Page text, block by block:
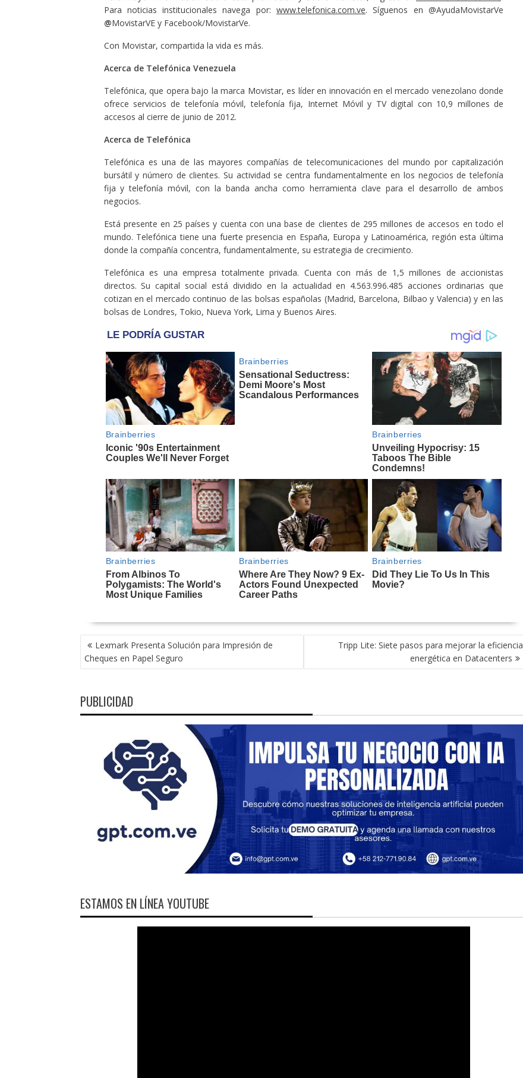
Para noticias institucionales navega por:www.telefonica.com.ve. Síguenos en @AyudaMovistarVe
@MovistarVE y Facebook/MovistarVe.
Con Movistar, compartida la vida es más.
Acerca de Telefónica Venezuela
Telefónica, que opera bajo la marca Movistar, es líder en innovación en el mercado venezolano donde
ofrece servicios de telefonía móvil, telefonía fija, Internet Móvil y TV digital con 10,9 millones de
accesos al cierre de junio de 2012.
Acerca de Telefónica
Telefónica es una de las mayores compañías de telecomunicaciones del mundo por capitalización
bursátil y número de clientes. Su actividad se centra fundamentalmente en los negocios de telefonía
fija y telefonía móvil, con la banda ancha como herramienta clave para el desarrollo de ambos
negocios.
Está presente en 25 países y cuenta con una base de clientes de 295 millones de accesos en todo el
mundo. Telefónica tiene una fuerte presencia en España, Europa y Latinoamérica, región esta última
donde la compañía concentra, fundamentalmente, su estrategia de crecimiento.
Telefónica es una empresa totalmente privada. Cuenta con más de 1,5 millones de accionistas
directos. Su capital social está dividido en la actualidad en 4.563.996.485 acciones ordinarias que
cotizan en el mercado continuo de las bolsas españolas (Madrid, Barcelona, Bilbao y Valencia) y en las
bolsas de Londres, Tokio, Nueva York, Lima y Buenos Aires.
NAVEGACIÓN
DE
ENTRADAS
Lexmark Presenta Solución para Impresión de
Cheques en Papel Seguro
Tripp Lite: Siete pasos para mejorar la eficiencia
energética en Datacenters
PUBLICIDAD
ESTAMOS EN LÍNEA YOUTUBE